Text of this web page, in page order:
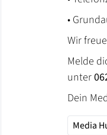
•
Wir
Melde
unter
Dein
Media